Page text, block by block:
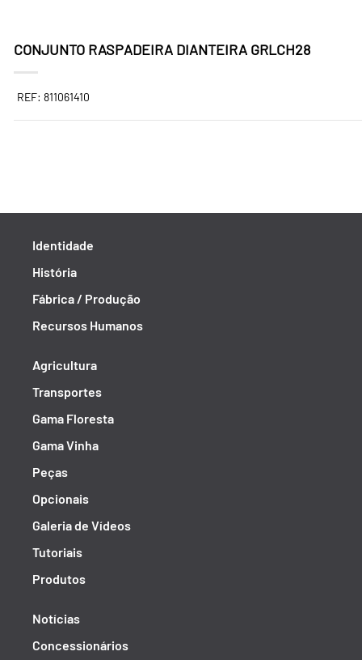
CONJUNTO RASPADEIRA DIANTEIRA GRLCH28
REF: 811061410
Identidade
História
Fábrica / Produção
Recursos Humanos
Agricultura
Transportes
Gama Floresta
Gama Vinha
Peças
Opcionais
Galeria de Vídeos
Tutoriais
Produtos
Notícias
Concessionários